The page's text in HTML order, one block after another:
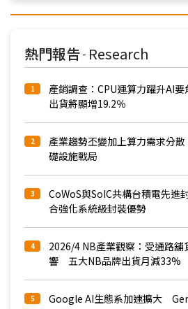
熱門報告 - Research
1
產銷調查：CPU運算力躍升AI
出貨將顯增19.2％
2
產業趨勢丕變加上算力需求分
礎設施戰局
3
CoWoS與SoIC共構台積電先
合強化系統級封裝優勢
4
2026/4 NB產業觀察：受通路
響 五大NB品牌出貨月減33%
5
Google AI生態系加速擴大